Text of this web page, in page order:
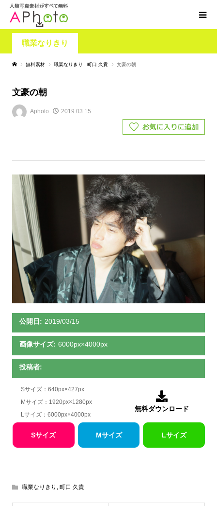
職業なりきり
無料素材 職業なりきり 町口 久貴 文豪の朝
文豪の朝
Aphoto 2019.03.15
公開日: 2019/03/15
画像サイズ: 6000px×4000px
投稿者:
Sサイズ：640px×427px
Mサイズ：1920px×1280px
Lサイズ：6000px×4000px

無料ダウンロード
Sサイズ Mサイズ Lサイズ
職業なりきり , 町口 久貴